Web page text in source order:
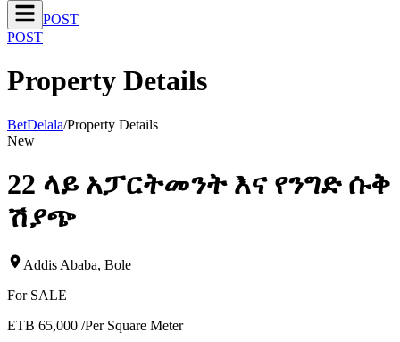
POST
POST
Property Details
BetDelala/Property Details
New
22 ላይ አፓርትመንት እና የንግድ ሱቅ
ሽያጭ
Addis Ababa, Bole
For SALE
ETB 65,000 /Per Square Meter